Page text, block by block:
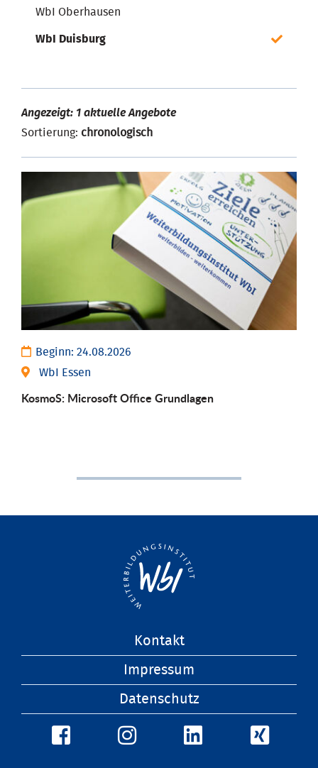
WbI Oberhausen
WbI Duisburg
Angezeigt: 1 aktuelle Angebote
Sortierung: chronologisch
Beginn: 24.08.2026
WbI Essen
KosmoS: Microsoft Office Grund­lagen
Kontakt
Impressum
Datenschutz